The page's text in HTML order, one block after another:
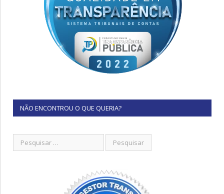
NÃO ENCONTROU O QUE QUERIA?